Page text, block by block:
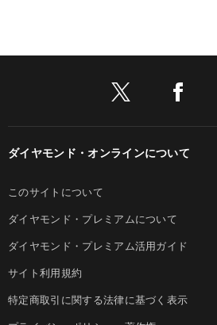
ダイヤモンド・オンラインについて
このサイトについて
ダイヤモンド・プレミアムについて
ダイヤモンド・プレミアム活用ガイド
サイト利用規約
特定商取引に関する法律に基づく表示